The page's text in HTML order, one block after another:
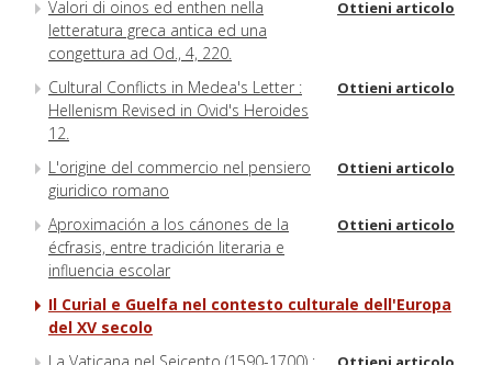
Valori di oinos ed enthen nella
letteratura greca antica ed una
congettura ad Od., 4, 220.
Ottieni articolo
Cultural Conflicts in Medea's Letter :
Hellenism Revised in Ovid's Heroides
12.
Ottieni articolo
L'origine del commercio nel pensiero
giuridico romano
Ottieni articolo
Aproximación a los cánones de la
écfrasis, entre tradición literaria e
influencia escolar
Ottieni articolo
Il Curial e Guelfa nel contesto culturale dell'Europa
del XV secolo